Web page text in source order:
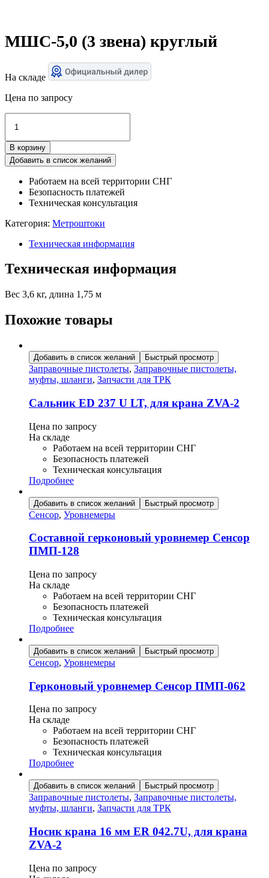
МШС-5,0 (3 звена) круглый
На складе
Цена по запросу
товара
МШС-5,0
(3
звена)
В корзину
Добавить в список желаний
Работаем на всей территории СНГ
Безопасность платежей
Техническая консультация
Категория: Метроштоки
Техническая информация
Техническая информация
Вес 3,6 кг, длина 1,75 м
Похожие товары
Добавить в список желаний Быстрый просмотр
Заправочные пистолеты, Заправочные пистолеты,
муфты, шланги, Запчасти для ТРК
Сальник ED 237 U LT, для крана ZVA-2
Цена по запросу
На складе
Работаем на всей территории СНГ
Безопасность платежей
Техническая консультация
Подробнее
Добавить в список желаний Быстрый просмотр
Сенсор, Уровнемеры
Составной герконовый уровнемер Сенсор
ПМП-128
Цена по запросу
На складе
Работаем на всей территории СНГ
Безопасность платежей
Техническая консультация
Подробнее
Добавить в список желаний Быстрый просмотр
Сенсор, Уровнемеры
Герконовый уровнемер Сенсор ПМП-062
Цена по запросу
На складе
Работаем на всей территории СНГ
Безопасность платежей
Техническая консультация
Подробнее
Добавить в список желаний Быстрый просмотр
Заправочные пистолеты, Заправочные пистолеты,
муфты, шланги, Запчасти для ТРК
Носик крана 16 мм ER 042.7U, для крана
ZVA-2
Цена по запросу